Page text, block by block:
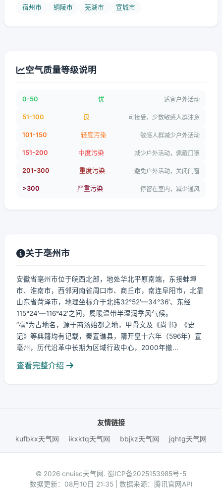
宿州市
铜陵市 芜湖市 宣城市
空气质量等级说明
0-50 优 适宜户外活动
51-100 良 可接受，少数敏感人群注意
101-150 轻度污染 敏感人群减少户外活动
151-200 中度污染 减少户外活动，佩戴口罩
201-300 重度污染 避免户外活动，关闭门窗
>300 严重污染 停留在室内，减少通风
关于亳州市
安徽省亳州市位于皖西北部，地处华北平原南端，东接蚌埠
市、淮南市，西邻河南省周口市、商丘市，南连阜阳市，北靠
山东省菏泽市，地理坐标介于北纬32°52′—34°36′、东经
115°24′—116°42′之间，属暖温带半湿润季风气候。
“亳”为古地名，源于商汤始都之地，甲骨文及《尚书》《史
记》等典籍均有记载，秦置谯县，隋开皇十六年（596年）置
亳州，历代沿革中长期为区域行政中心，2000年撤...
查看完整介绍
友情链接
kufbkx天气网
ikxktq天气网 bbjkz天气网 jqhtg天气网
© 2026 cnuisc天气网. 蜀ICP备2025153985号-5
数据更新：08月10日 21:35 | 数据来源：腾讯官网API